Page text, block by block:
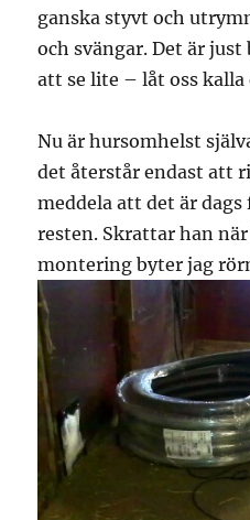
ganska styvt och
och svängar. Det är
att se lite – låt oss
Nu är hursomhelst
det återstår endast att
meddela att det är
resten. Skrattar han
montering byter jag